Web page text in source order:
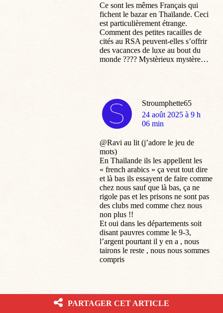
Ce sont les mêmes Français qui
fichent le bazar en Thaïlande. Ceci
est particulièrement étrange.
Comment des petites racailles de
cités au RSA peuvent-elles s’offrir
des vacances de luxe au bout du
monde ???? Mystèrieux mystère…
Stroumphette65
dit
:
24 août 2025 à 9 h
06 min
@Ravi au lit (j’adore le jeu de
mots)
En Thaïlande ils les appellent les
« french arabics » ça veut tout dire
et là bas ils essayent de faire comme
chez nous sauf que là bas, ça ne
rigole pas et les prisons ne sont pas
des clubs med comme chez nous
non plus !!
Et oui dans les départements soit
disant pauvres comme le 9-3,
l’argent pourtant il y en a , nous
tairons le reste , nous nous sommes
compris
cidcampeador
PARTAGER CET ARTICLE